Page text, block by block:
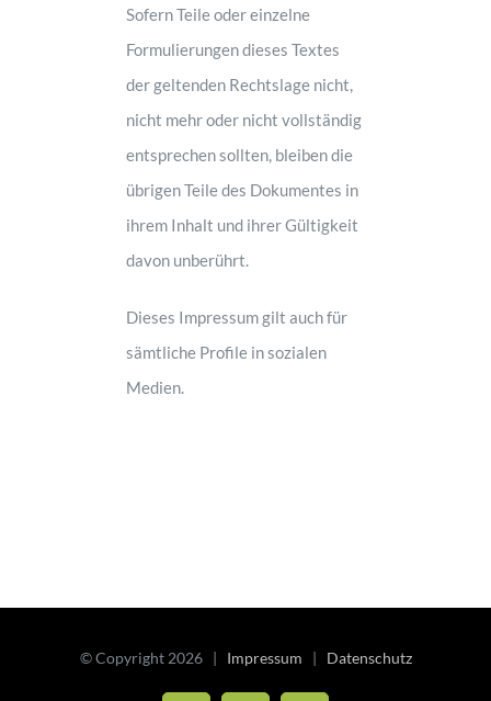
Sofern Teile oder einzelne
Formulierungen dieses Textes
der geltenden Rechtslage nicht,
nicht mehr oder nicht vollständig
entsprechen sollten, bleiben die
übrigen Teile des Dokumentes in
ihrem Inhalt und ihrer Gültigkeit
davon unberührt.
Dieses Impressum gilt auch für
sämtliche Profile in sozialen
Medien.
© Copyright 2026 | Impressum | Datenschutz